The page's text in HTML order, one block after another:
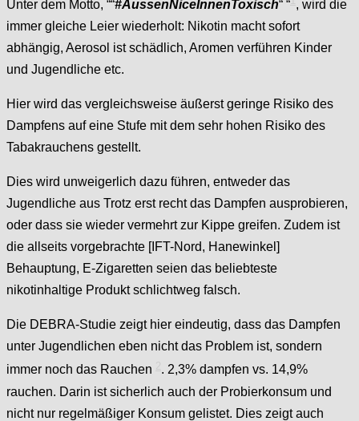
Unter dem Motto, ““#AussenNiceInnenToxisch“ “ , wird die
immer gleiche Leier wiederholt: Nikotin macht sofort
abhängig, Aerosol ist schädlich, Aromen verführen Kinder
und Jugendliche etc.
Hier wird das vergleichsweise äußerst geringe Risiko des
Dampfens auf eine Stufe mit dem sehr hohen Risiko des
Tabakrauchens gestellt.
Dies wird unweigerlich dazu führen, entweder das
Jugendliche aus Trotz erst recht das Dampfen ausprobieren,
oder dass sie wieder vermehrt zur Kippe greifen. Zudem ist
die allseits vorgebrachte [IFT-Nord, Hanewinkel]
Behauptung, E-Zigaretten seien das beliebteste
nikotinhaltige Produkt schlichtweg falsch.
Die DEBRA-Studie zeigt hier eindeutig, dass das Dampfen
unter Jugendlichen eben nicht das Problem ist, sondern
immer noch das Rauchen
. 2,3% dampfen vs. 14,9%
rauchen. Darin ist sicherlich auch der Probierkonsum und
nicht nur regelmäßiger Konsum gelistet. Dies zeigt auch